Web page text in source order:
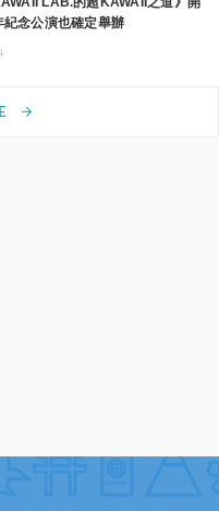
念公演也確定舉辦
arrow_forward